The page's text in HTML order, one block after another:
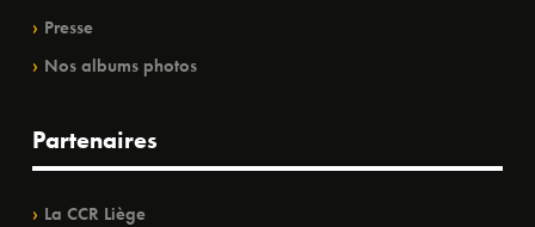
Presse
Nos albums photos
Partenaires
La CCR Liège